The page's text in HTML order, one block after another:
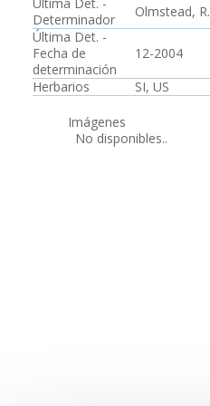
Determinador
Olmstead, R.
Última Det. -
Fecha de
determinación
12-2004
Herbarios
SI, US
Imágenes
No disponibles..